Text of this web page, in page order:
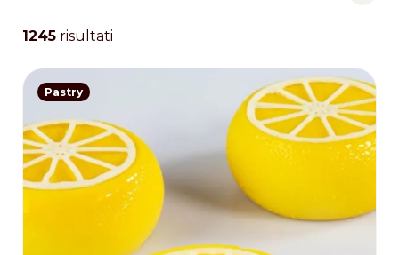
1245 risultati
Pastry